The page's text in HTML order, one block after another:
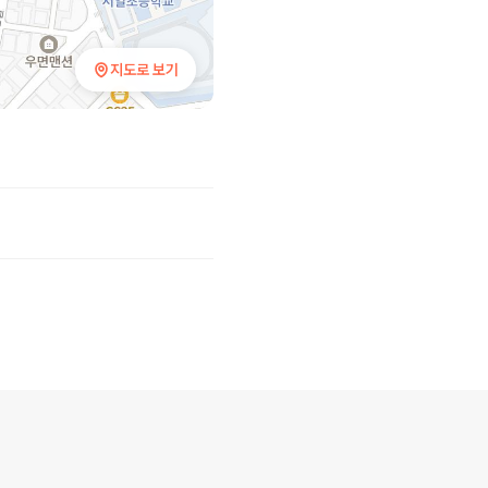
지도로 보기